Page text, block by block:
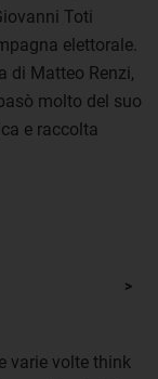
Toti
elettorale.
di Matteo Renzi,
molto del suo
e raccolta
varie volte think